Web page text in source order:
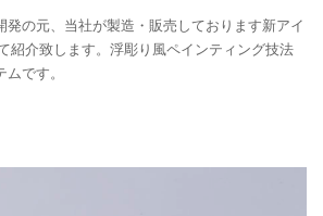
発の元、当社が製造・販売しております新アイ
紹介致します。浮彫り風ペインティング技法
です。